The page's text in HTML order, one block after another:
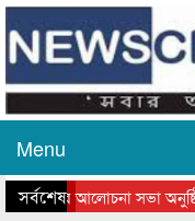
Menu
সর্বশেষ
দিবসের আলোচনা সভা অনুষ্ঠিত